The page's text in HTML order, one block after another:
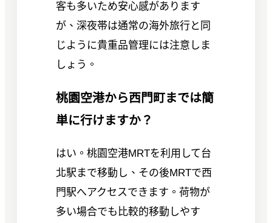
客も多いため安心感があります
が、深夜帯は通常の海外旅行と同
じように貴重品管理には注意しま
しょう。
桃園空港から西門町までは簡
単に行けますか？
はい。桃園空港MRTを利用して台
北駅まで移動し、その後MRTで西
門駅へアクセスできます。荷物が
多い場合でも比較的移動しやす